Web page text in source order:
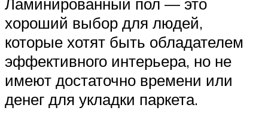
хороший выбор для людей,
которые хотят быть обладателем
эффективного интерьера, но не
имеют достаточно времени или
денег для укладки паркета.